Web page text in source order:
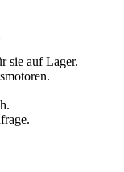
sie auf Lager.